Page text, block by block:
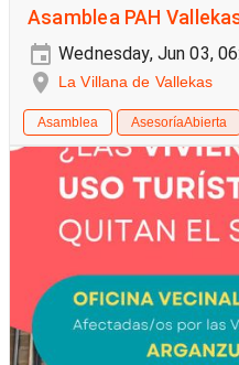
Asamblea PAH
Wednesday, Jun 03,
La Villana de Vallekas
Asamblea AsesoríaAbierta